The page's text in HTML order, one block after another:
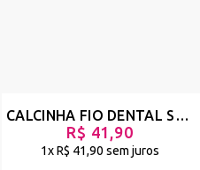
CALCINHA FIO DENTAL SEXY ANIMAL PRINT COM CORRENTE DE STRASS - ILUMINE - ONÇA - REF 2853
R$ 41,90
1xR$ 41,90 sem juros